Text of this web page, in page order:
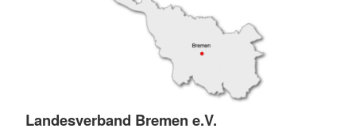
Landesverband Bremen e.V.